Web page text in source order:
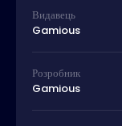
Видавець
Gamious
Розробник
Gamious